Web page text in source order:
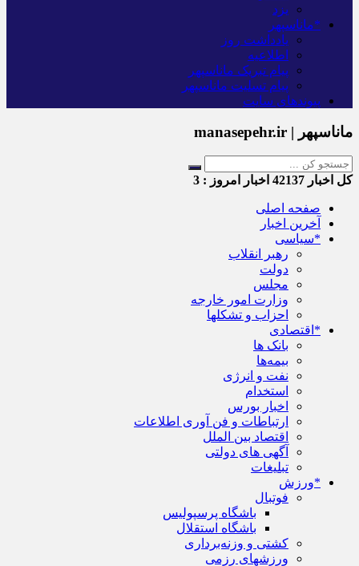
یزد
*ماناسپهر
یادداشت روز
اطلاعیه
پیام تبریک ماناسپهر
پیام تسلیت ماناسپهر
پیوندهای سایت
ماناسپهر | manasepehr.ir
کل اخبار اخبار امروز : 3
صفحه اصلی
آخرین اخبار
*سیاسی
رهبر انقلاب
دولت
مجلس
وزارت امور خارجه
احزاب و تشکلها
*اقتصادی
بانک ها
بیمه‌ها
نفت و انرژی
استخدام
اخبار بورس
ارتباطات و فن آوری اطلاعات
اقتصاد بین الملل
آگهی های دولتی
تبلیغات
*ورزش
فوتبال
باشگاه پرسپولیس
باشگاه استقلال
کشتی و وزنه‌برداری
ورزشهای رزمی